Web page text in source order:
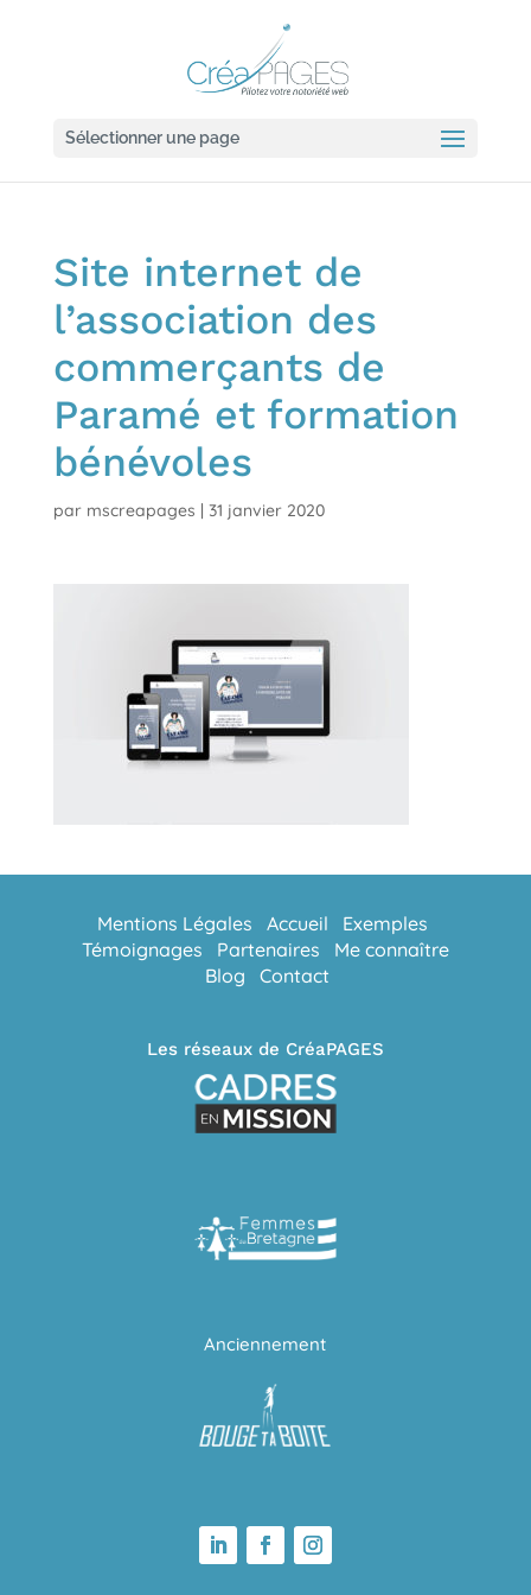
Sélectionner une page
Site internet de
l’association des
commerçants de
Paramé et formation
bénévoles
par mscreapages | 31 janvier 2020
Mentions Légales Accueil
Exemples
Témoignages
Partenaires
Me connaître
Blog
Contact
Les réseaux de CréaPAGES
Anciennement